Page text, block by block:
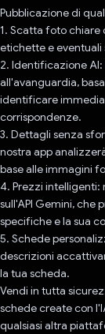
Pubblicazione di
1. Scatta foto chiare
etichette e eventuali
2. Identificazione
all'avanguardia,
identificare
corrispondenze.
3. Dettagli senza
nostra app
base alle immagini
4. Prezzi intelligenti:
sull'API Gemini, che
specifiche e la sua
5. Schede
descrizioni
la tua scheda.
Vendi in tutta
schede create con
qualsiasi altra